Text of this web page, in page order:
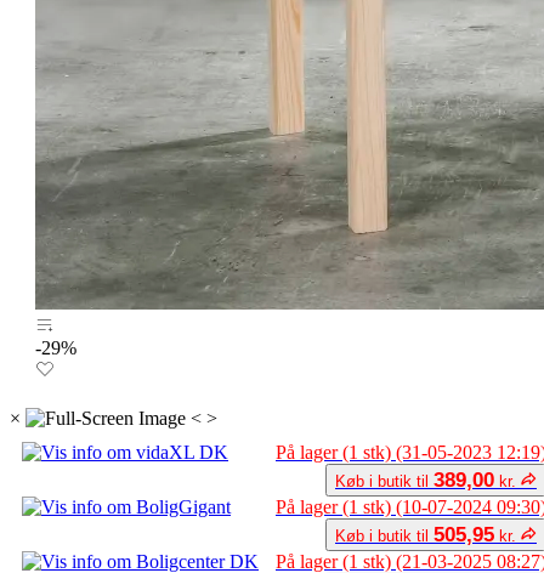
-29%
× < >
På lager (1 stk) (31-05-2023
Køb i butik til 389,00 kr.
På lager (1 stk) (10-07-2024
Køb i butik til 505,95 kr.
På lager (1 stk) (21-03-2025